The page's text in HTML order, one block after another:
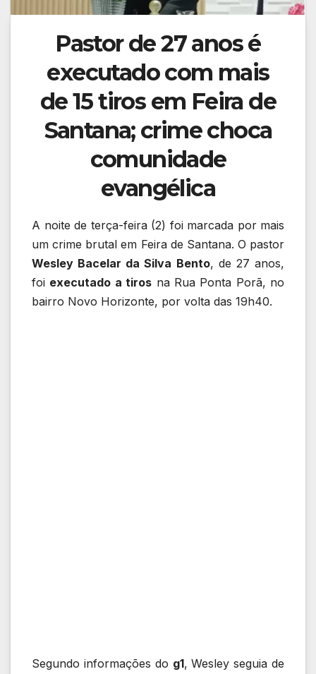
Pastor de 27 anos é
executado com mais
de 15 tiros em Feira de
Santana; crime choca
comunidade
evangélica
A noite de terça-feira (2) foi marcada por mais
um crime brutal em Feira de Santana. O pastor
Wesley Bacelar da Silva Bento, de 27 anos,
foi executado a tiros na Rua Ponta Porã, no
bairro Novo Horizonte, por volta das 19h40.
Segundo informações do g1, Wesley seguia de